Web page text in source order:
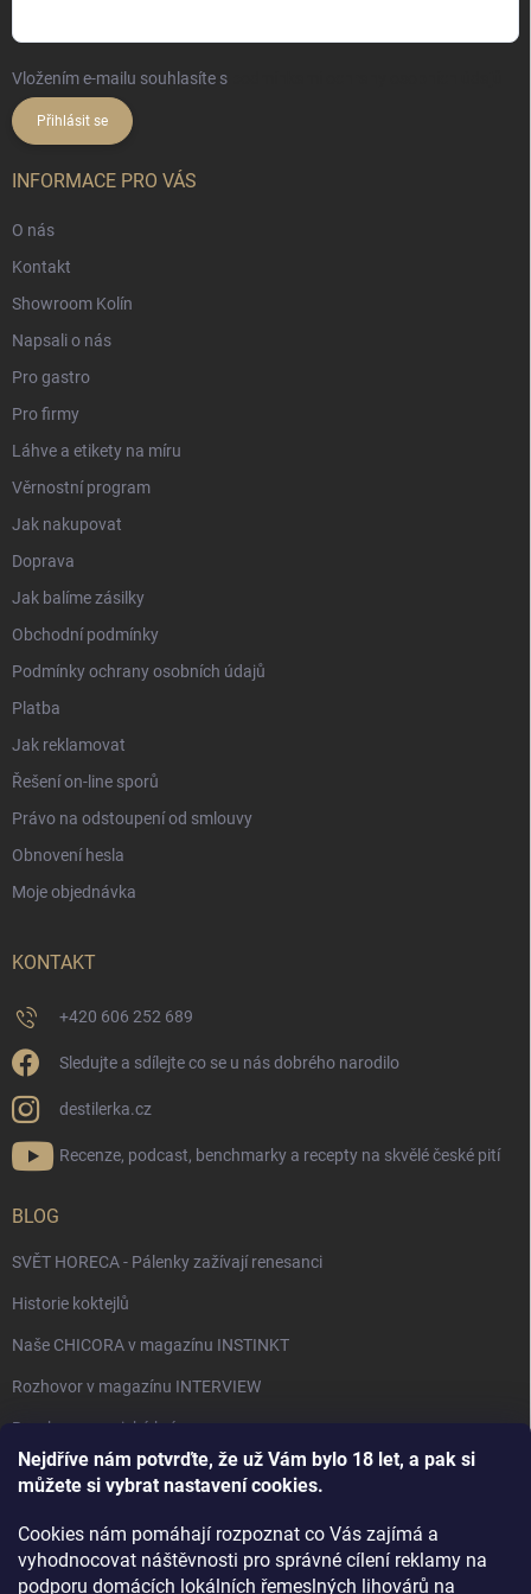
Nejdříve nám potvrďte, že už Vám bylo 18 let, a pak si
můžete si vybrat nastavení cookies.
Cookies nám pomáhají rozpoznat co Vás zajímá a
vyhodnocovat náštěvnosti pro správné cílení reklamy na
podporu domácích lokálních řemeslných lihovárů na
Vložením e-mailu souhlasíte s
Přihlásit se
INFORMACE PRO VÁS
O nás
Kontakt
Showroom Kolín
Napsali o nás
Pro gastro
Pro firmy
Láhve a etikety na míru
Věrnostní program
Jak nakupovat
Doprava
Jak balíme zásilky
Obchodní podmínky
Podmínky ochrany osobních údajů
Platba
Jak reklamovat
Řešení on-line sporů
Právo na odstoupení od smlouvy
Obnovení hesla
Moje objednávka
KONTAKT
+420 606 252 689
Sledujte a sdílejte co se u nás dobrého narodilo
destilerka.cz
Recenze, podcast, benchmarky a recepty na skvělé české pití
BLOG
SVĚT HORECA - Pálenky zažívají renesanci
Historie koktejlů
Naše CHICORA v magazínu INSTINKT
Rozhovor v magazínu INTERVIEW
Bourbon, americká krása.
Napsali v TÝDNU o naší práci
Rozhovor s DESTILERKA.CZ v magazínu DRINKING-CAT